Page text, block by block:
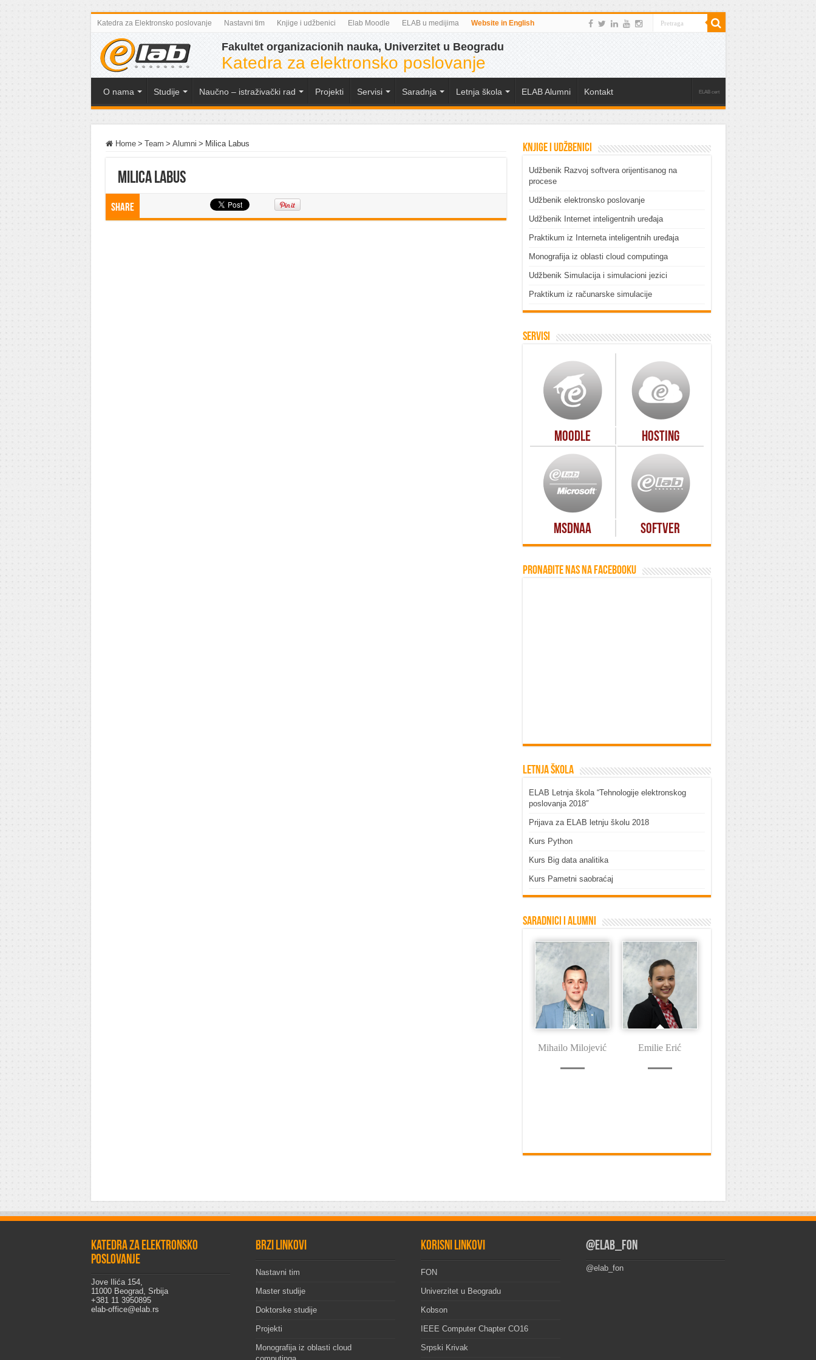
Katedra za Elektronsko poslovanje Nastavni tim Knjige i udžbenici Elab Moodle ELAB u medijima Website in English
Fakultet organizacionih nauka, Univerzitet u Beogradu
Katedra za elektronsko poslovanje
O nama Studije Naučno – istraživački rad Projekti Servisi Saradnja Letnja škola ELAB Alumni Kontakt ELAB cert
Home > Team > Alumni > Milica Labus
Milica Labus
Share
Knjige i udžbenici
Udžbenik Razvoj softvera orijentisanog na
procese
Udžbenik elektronsko poslovanje
Udžbenik Internet inteligentnih uređaja
Praktikum iz Interneta inteligentnih uređaja
Monografija iz oblasti cloud computinga
Udžbenik Simulacija i simulacioni jezici
Praktikum iz računarske simulacije
Servisi
Moodle Hosting
MSDNAA Softver
Pronađite nas na Facebooku
Letnja škola
ELAB Letnja škola “Tehnologije elektronskog
poslovanja 2018″
Prijava za ELAB letnju školu 2018
Kurs Python
Kurs Big data analitika
Kurs Pametni saobraćaj
Saradnici i Alumni
Mihailo Milojević Emilie Erić
Katedra za elektronsko
poslovanje
Jove Ilića 154,
11000 Beograd, Srbija
+381 11 3950895
elab-office@elab.rs
Brzi linkovi
Nastavni tim
Master studije
Doktorske studije
Projekti
Monografija iz oblasti cloud
Korisni linkovi
FON
Univerzitet u Beogradu
Kobson
IEEE Computer Chapter CO16
Srpski Krivak
@elab_fon
@elab_fon